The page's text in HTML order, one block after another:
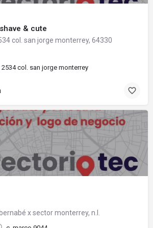
& cute
col. san jorge monterrey, 64330
col. san jorge monterrey
x sector monterrey, n.l.